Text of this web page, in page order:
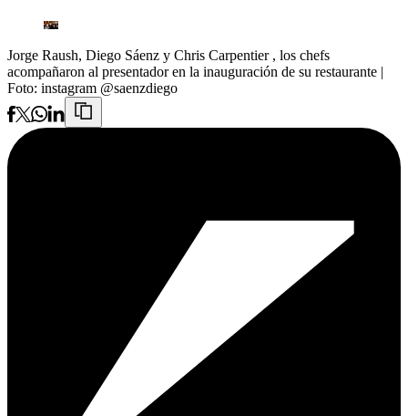
Jorge Raush, Diego Sáenz y Chris Carpentier , los chefs
acompañaron al presentador en la inauguración de su restaurante |
Foto: instagram @saenzdiego